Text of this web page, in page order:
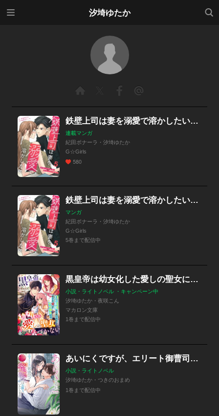
汐埼ゆたか
検索
鉄壁上司は妻を溺愛で溶かしたい～マリッジライフ・シミュレーション～
連載マンガ
紀田ボナーラ・汐埼ゆたか
G☆Girls
580
鉄壁上司は妻を溺愛で溶かしたい～マリッジライフ・シミュレーション～
マンガ
紀田ボナーラ・汐埼ゆたか
G☆Girls
5巻まで配信中
黒皇帝は幼女化した愛しの聖女に気づかない～白い結婚かと思いきや、陛下の愛がダダ漏れです～
小説・ライトノベル ・キャンペーン中
汐埼ゆたか・夜咲こん
マカロン文庫
1巻まで配信中
あいにくですが、エリート御曹司の蜜愛はお断りいたします。
小説・ライトノベル
汐埼ゆたか・つきのおまめ
1巻まで配信中